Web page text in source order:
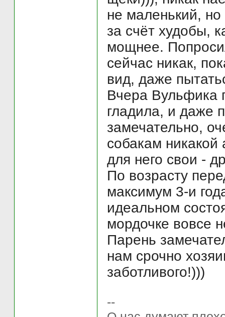
не маленький,
за счёт худобы,
мощнее.
сейчас никак,
вид, даже
Вчера Вульфика
гладила, и даже
замечательно,
собакам никакой
для него свои -
По возрасту
максимум 3-и
идеальном
мордочке вовсе
Парень
нам срочно
заботливого!)))
--